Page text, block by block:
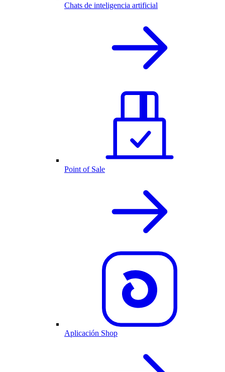
Chats de inteligencia artificial
Point of Sale
Aplicación Shop